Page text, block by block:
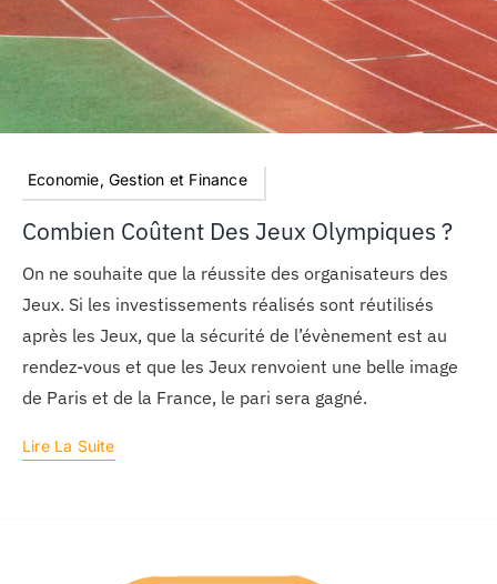
Economie, Gestion et Finance
Combien Coûtent Des Jeux Olympiques ?
On ne souhaite que la réussite des organisateurs des
Jeux. Si les investissements réalisés sont réutilisés
après les Jeux, que la sécurité de l’évènement est au
rendez-vous et que les Jeux renvoient une belle image
de Paris et de la France, le pari sera gagné.
Lire La Suite